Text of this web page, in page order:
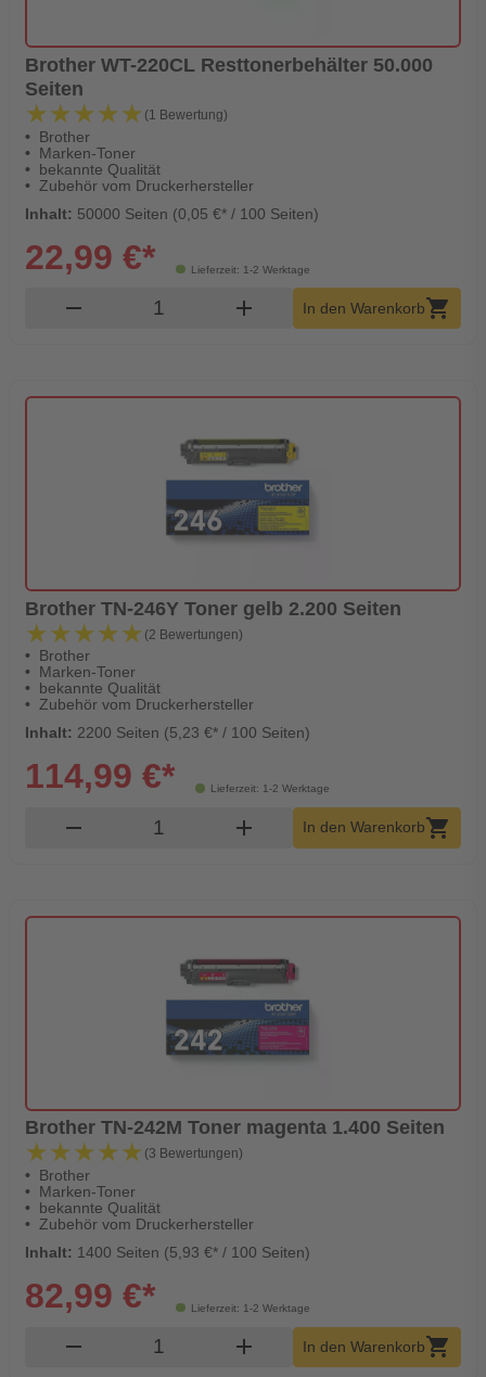
Brother WT-220CL Resttonerbehälter 50.000
Seiten
★★★★★
★★★★★ (1 Bewertung)
Brother
Marken-Toner
bekannte Qualität
Zubehör vom Druckerhersteller
Inhalt: 50000 Seiten (0,05 €* / 100 Seiten)
Lieferzeit: 1-2 Werktage
22,99 €*
remove Produkt Warenkorb Menge
add In den Warenkorbshopping_cart
Brother TN-246Y Toner gelb 2.200 Seiten
★★★★★
★★★★★ (2 Bewertungen)
Brother
Marken-Toner
bekannte Qualität
Zubehör vom Druckerhersteller
Inhalt: 2200 Seiten (5,23 €* / 100 Seiten)
Lieferzeit: 1-2 Werktage
114,99 €*
remove Produkt Warenkorb Menge
add In den Warenkorbshopping_cart
Brother TN-242M Toner magenta 1.400 Seiten
★★★★★
★★★★★ (3 Bewertungen)
Brother
Marken-Toner
bekannte Qualität
Zubehör vom Druckerhersteller
Inhalt: 1400 Seiten (5,93 €* / 100 Seiten)
Lieferzeit: 1-2 Werktage
82,99 €*
remove Produkt Warenkorb Menge
add In den Warenkorb shopping_cart